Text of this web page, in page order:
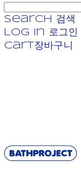
Search
검색
Log In
로그인
Cart장바구니